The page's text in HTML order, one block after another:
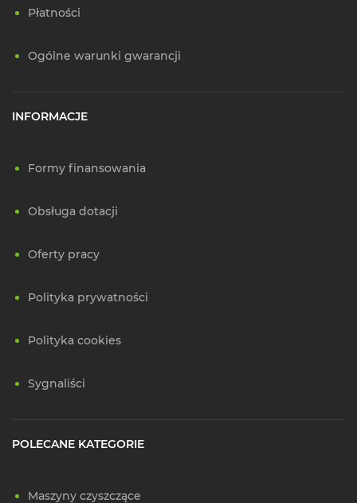
Płatności
Ogólne warunki gwarancji
INFORMACJE
Formy finansowania
Obsługa dotacji
Oferty pracy
Polityka prywatności
Polityka cookies
Sygnaliści
POLECANE KATEGORIE
Maszyny czyszczące